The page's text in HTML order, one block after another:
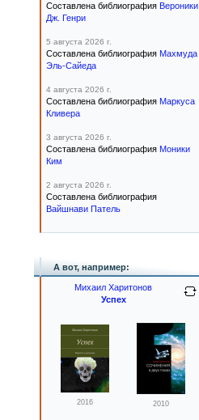
Составлена библиография Вероники
Дж. Генри
5 августа 2026 г.
Составлена библиография Махмуда
Эль-Сайеда
4 августа 2026 г.
Составлена библиография Маркуса
Кливера
3 августа 2026 г.
Составлена библиография Моники
Ким
2 августа 2026 г.
Составлена библиография
Вайшнави Патель
А вот, например:
Михаил Харитонов
Успех
2016 2010